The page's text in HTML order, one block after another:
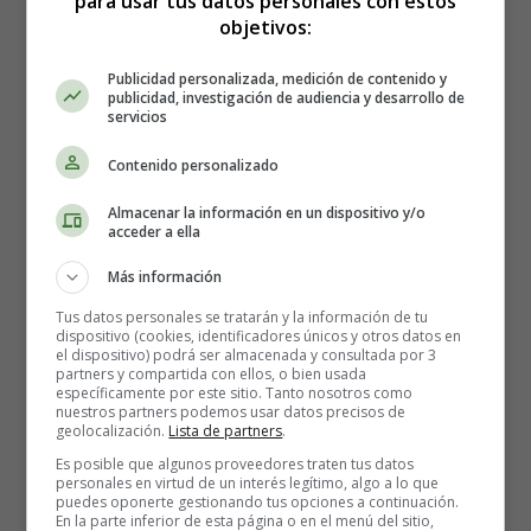
1º Medidas de longitud, masa y
capacidad.Une con flechas el objeto a medir y su
objetivos:
Publicidad personalizada, medición de contenido y
publicidad, investigación de audiencia y desarrollo de
servicios
Contenido personalizado
Almacenar la información en un dispositivo y/o
acceder a ella
Más información
Tus datos personales se tratarán y la información de tu
dispositivo (cookies, identificadores únicos y otros datos en
el dispositivo) podrá ser almacenada y consultada por 3
partners y compartida con ellos, o bien usada
específicamente por este sitio. Tanto nosotros como
nuestros partners podemos usar datos precisos de
geolocalización. Lista de partners.
Es posible que algunos proveedores traten tus datos
personales en virtud de un interés legítimo, algo a lo que
puedes oponerte gestionando tus opciones a continuación.
En la parte inferior de esta página o en el menú del sitio,